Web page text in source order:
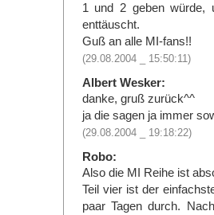
1 und 2 geben
enttäuscht.
Guß an alle MI-fans!!
(29.08.2004 _ 15:50:11)
Albert Wesker:
danke, gruß zurück^^
ja die sagen ja immer
(29.08.2004 _ 19:18:22)
Robo:
Also die MI Reihe ist
Teil vier ist der
paar Tagen durch.